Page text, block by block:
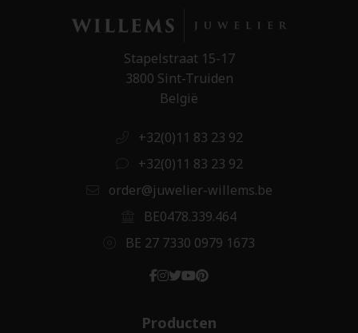
Stapelstraat 15-17
3800 Sint-Truiden
België
+32(0)11 83 23 92
+32(0)11 83 23 92
order@juwelier-willems.be
BE0478.339.464
BE 27 7330 0979 1673
Producten